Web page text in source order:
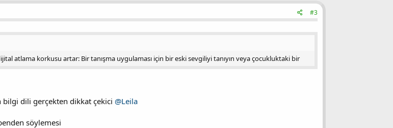
#3
dijital atlama korkusu artar: Bir tanışma uygulaması için bir eski sevgiliyi tanıyın veya çocukluktaki bir
bilgi dili gerçekten dikkat çekici @Leila
söylemesi